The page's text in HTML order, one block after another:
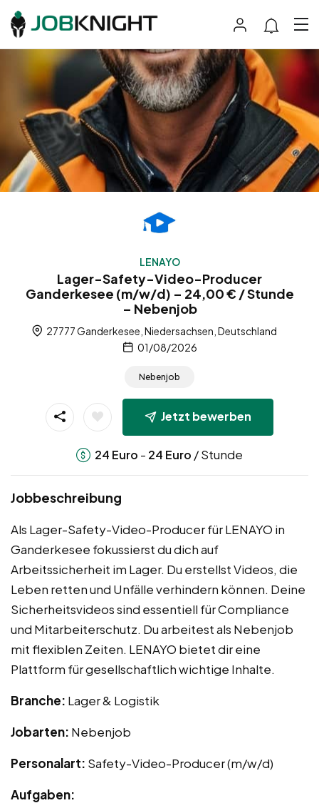
LENAYO
Lager-Safety-Video-Producer
Ganderkesee (m/w/d) – 24,00 € / Stunde
– Nebenjob
27777 Ganderkesee, Niedersachsen, Deutschland
01/08/2026
Nebenjob
Jetzt bewerben
24 Euro - 24 Euro / Stunde
Jobbeschreibung
Als Lager-Safety-Video-Producer für LENAYO in
Ganderkesee fokussierst du dich auf
Arbeitssicherheit im Lager. Du erstellst Videos, die
Leben retten und Unfälle verhindern können. Deine
Sicherheitsvideos sind essentiell für Compliance
und Mitarbeiterschutz. Du arbeitest als Nebenjob
mit flexiblen Zeiten. LENAYO bietet dir eine
Plattform für gesellschaftlich wichtige Inhalte.
Branche: Lager & Logistik
Jobarten: Nebenjob
Personalart: Safety-Video-Producer (m/w/d)
Aufgaben: